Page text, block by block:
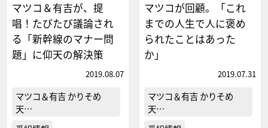
マツコ＆有吉が、提
唱！たびたび議論され
る「新幹線のマナー問
題」に仰天の解決策
2019.08.07
マツコ＆有吉 かりそめ
天…
マツコが回顧。「これ
までの人生で人に褒め
られたことはあった
か」
2019.07.31
マツコ＆有吉 かりそめ
天…